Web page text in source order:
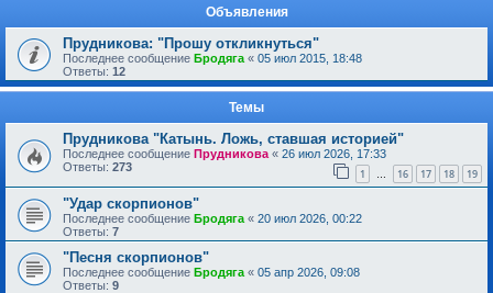
Объявления
Прудникова: "Прошу откликнуться"
Последнее сообщение Бродяга « 05 июл 2015, 18:48
Ответы: 12
Темы
Прудникова "Катынь. Ложь, ставшая историей"
Последнее сообщение Прудникова « 26 июл 2026, 17:33
Ответы: 273 1 … 16 17 18 19
"Удар скорпионов"
Последнее сообщение Бродяга « 20 июл 2026, 00:22
Ответы: 7
"Песня скорпионов"
Последнее сообщение Бродяга « 05 апр 2026, 09:08
Ответы: 9